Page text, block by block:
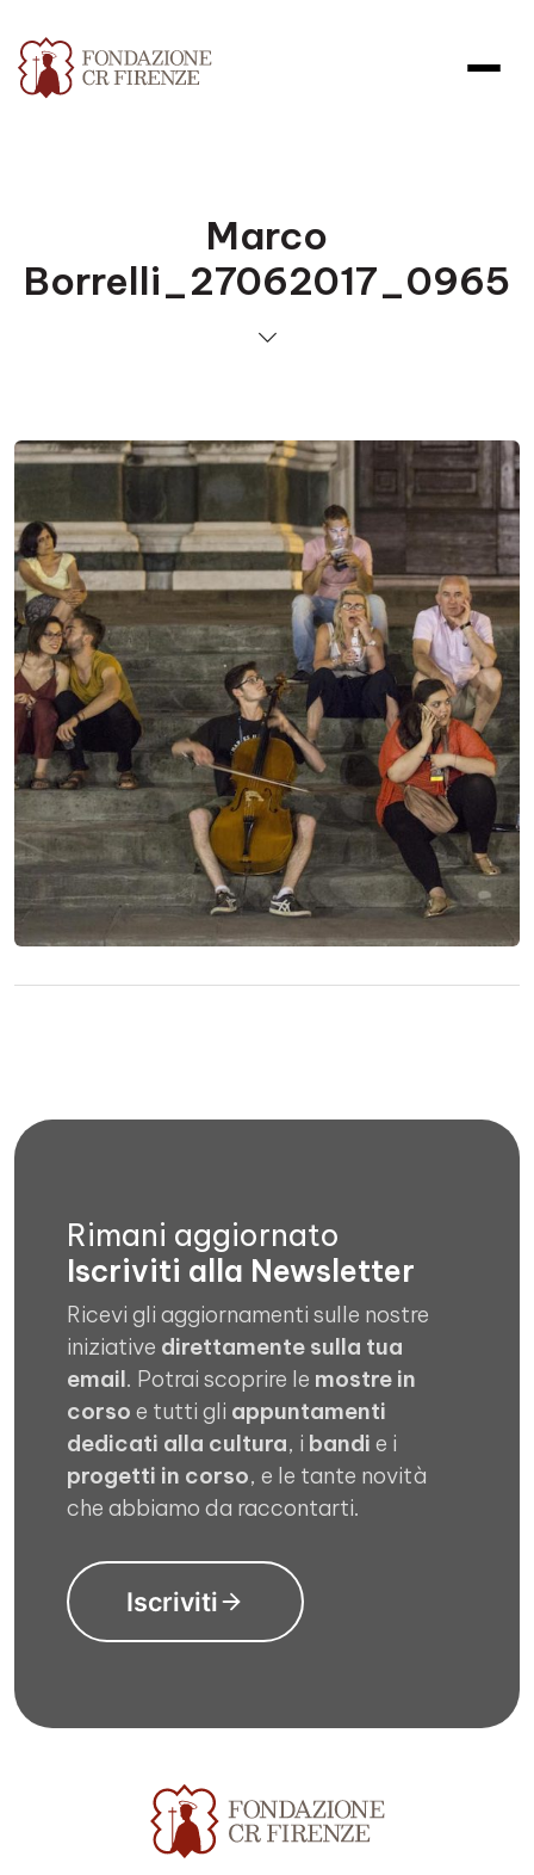
Marco
Borrelli_27062017_0965
Rimani aggiornato
Iscriviti alla Newsletter
Ricevi gli aggiornamenti sulle nostre
iniziative direttamente sulla tua
email. Potrai scoprire le mostre in
corso e tutti gli appuntamenti
dedicati alla cultura, i bandi e i
progetti in corso, e le tante novità
che abbiamo da raccontarti.
Iscriviti